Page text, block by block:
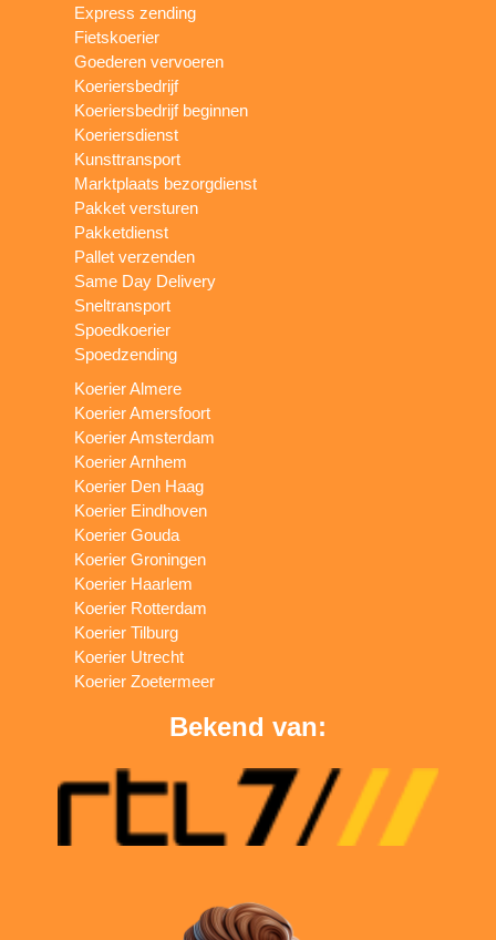
Express zending
Fietskoerier
Goederen vervoeren
Koeriersbedrijf
Koeriersbedrijf beginnen
Koeriersdienst
Kunsttransport
Marktplaats bezorgdienst
Pakket versturen
Pakketdienst
Pallet verzenden
Same Day Delivery
Sneltransport
Spoedkoerier
Spoedzending
Koerier Almere
Koerier Amersfoort
Koerier Amsterdam
Koerier Arnhem
Koerier Den Haag
Koerier Eindhoven
Koerier Gouda
Koerier Groningen
Koerier Haarlem
Koerier Rotterdam
Koerier Tilburg
Koerier Utrecht
Koerier Zoetermeer
Bekend van: